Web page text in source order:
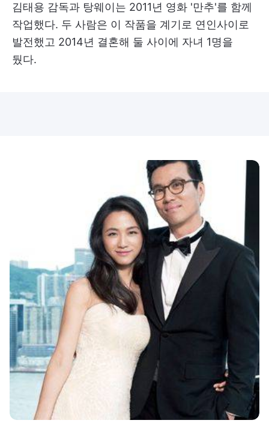
김태용 감독과 탕웨이는 2011년 영화 '만추'를 함께
작업했다. 두 사람은 이 작품을 계기로 연인사이로
발전했고 2014년 결혼해 둘 사이에 자녀 1명을
뒀다.